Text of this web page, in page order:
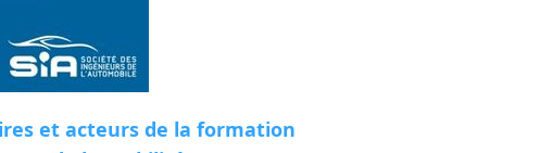
et acteurs de la formation